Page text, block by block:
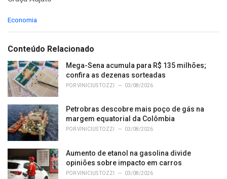
C
e
o
r
i
e
:
Economia
Conteúdo Relacionado
Mega-Sena acumula para R$ 135 milhões;
confira as dezenas sorteadas
PORVINICIUS TOZZI 03/08/2026
Petrobras descobre mais poço de gás na
margem equatorial da Colômbia
PORVINICIUS TOZZI 03/08/2026
Aumento de etanol na gasolina divide
opiniões sobre impacto em carros
PORVINICIUS TOZZI 03/08/2026